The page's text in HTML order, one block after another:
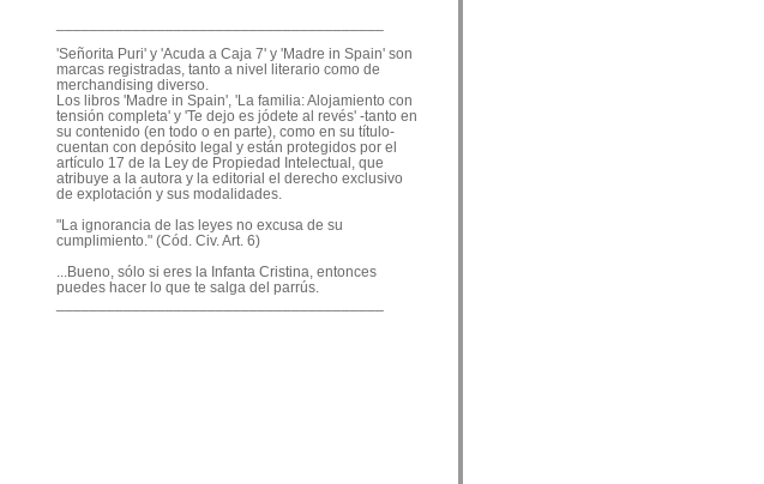
'Señorita Puri' y 'Acuda a Caja 7' y 'Madre in Spain' son
marcas registradas, tanto a nivel literario como de
merchandising diverso.
Los libros 'Madre in Spain', 'La familia: Alojamiento con
tensión completa' y 'Te dejo es jódete al revés' -tanto en
su contenido (en todo o en parte), como en su título-
cuentan con depósito legal y están protegidos por el
artículo 17 de la Ley de Propiedad Intelectual, que
atribuye a la autora y la editorial el derecho exclusivo
de explotación y sus modalidades.
"La ignorancia de las leyes no excusa de su
cumplimiento." (Cód. Civ. Art. 6)
...Bueno, sólo si eres la Infanta Cristina, entonces
puedes hacer lo que te salga del parrús.